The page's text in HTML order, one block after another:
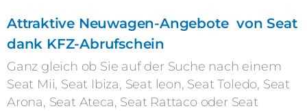
Attraktive Neuwagen-Angebote von Seat
dank KFZ-Abrufschein
Ganz gleich ob Sie auf der Suche nach einem
Seat Mii, Seat Ibiza, Seat leon, Seat Toledo, Seat
Arona, Seat Ateca, Seat Rattaco oder Seat